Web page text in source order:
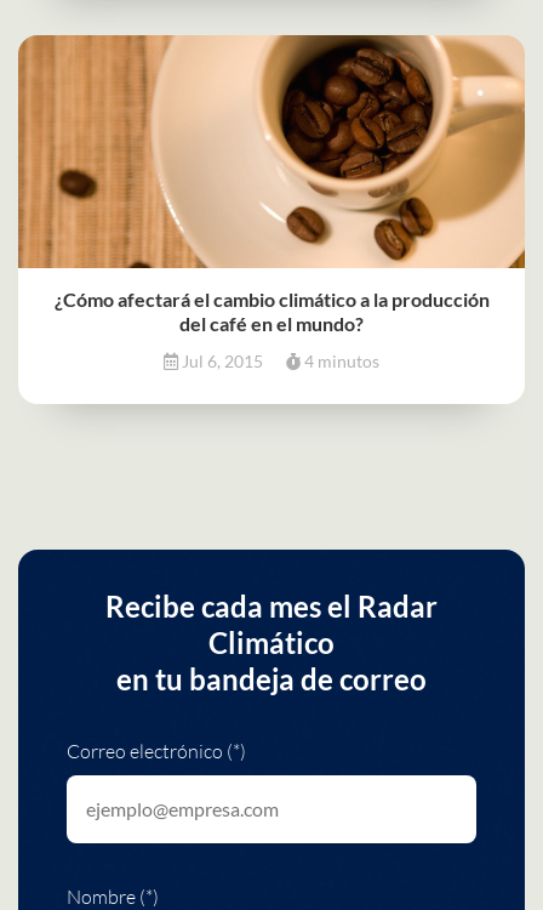
¿Cómo afectará el cambio climático a la producción
del café en el mundo?
Jul 6, 2015 4 minutos
Recibe cada mes el Radar
Climático
en tu bandeja de correo
Correo electrónico (*)
Nombre (*)